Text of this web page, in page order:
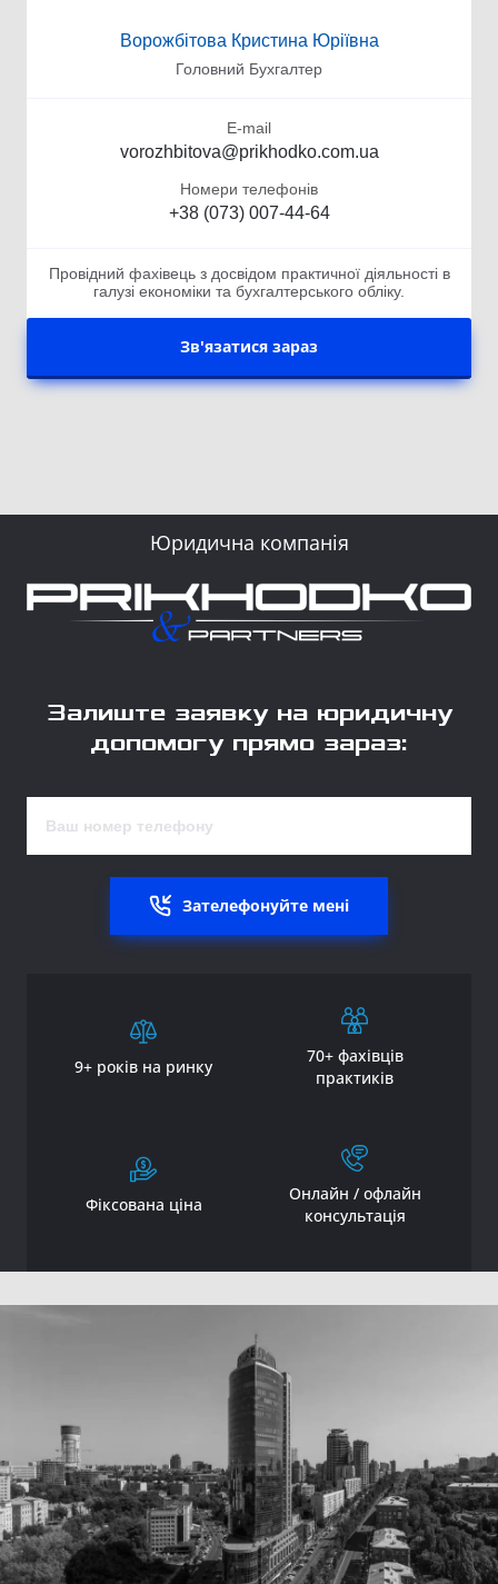
Ворожбітова Кристина Юріївна
Головний Бухгалтер
E-mail
vorozhbitova@prikhodko.com.ua
Номери телефонів
+38 (073) 007-44-64
Провідний фахівець з досвідом практичної діяльності в
галузі економіки та бухгалтерського обліку.
Зв'язатися зараз
Юридична компанія
Залиште заявку на юридичну
допомогу прямо зараз:
Зателефонуйте мені
9+ років на ринку
70+ фахівців
практиків
Фіксована ціна
Онлайн / офлайн
консультація